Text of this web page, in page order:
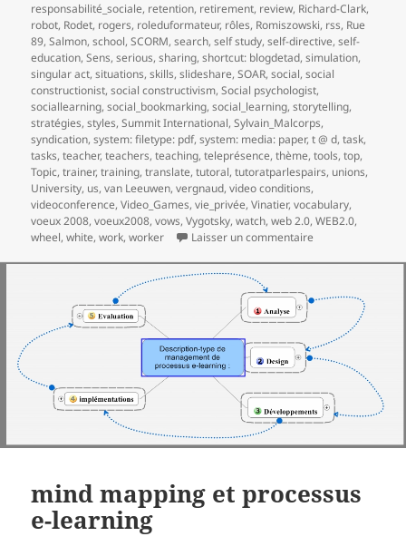
responsabilité_sociale, retention, retirement, review, Richard-Clark,
robot, Rodet, rogers, roleduformateur, rôles, Romiszowski, rss, Rue
89,Salmon,school,SCORM,search,self study,self-directive,self-
education,Sens,serious,sharing,shortcut: blogdetad,simulation,
singular act,situations,skills,slideshare,SOAR,social,social
constructionist,social constructivism,Social psychologist,
sociallearning,social_bookmarking,social_learning,storytelling,
stratégies,styles,Summit International,Sylvain_Malcorps,
syndication,system: filetype: pdf,system: media: paper,t @ d,task,
tasks,teacher,teachers,teaching,teleprésence,thème,tools,top,
Topic,trainer,training,translate,tutoral,tutoratparlespairs, unions,
University, us,van Leeuwen,vergnaud,video conditions,
videoconference,Video_Games,vie_privée,Vinatier,vocabulary,
voeux 2008,voeux2008,vows,Vygotsky,watch,web 2.0,WEB2.0,
wheel,white,work,worker Laisser un commentaire
mind mapping et processus
e-learning